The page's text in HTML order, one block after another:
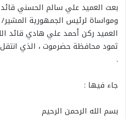
بعث العميد علي سالم الحسني قائد
ومواساة لرئيس الجمهورية
ثمود محافظة حضرموت ، الذي انتقل
.
جاء فيها :
بسم الله الرحمن الرحيم